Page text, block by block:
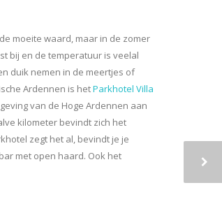
moeite waard, maar in de zomer
bij en de temperatuur is veelal
duik nemen in de meertjes of
Ardennen is hetParkhotel Villa
van de Hoge Ardennen aan
kilometer bevindt zich het
zegt het al, bevindt je je
met open haard. Ook het